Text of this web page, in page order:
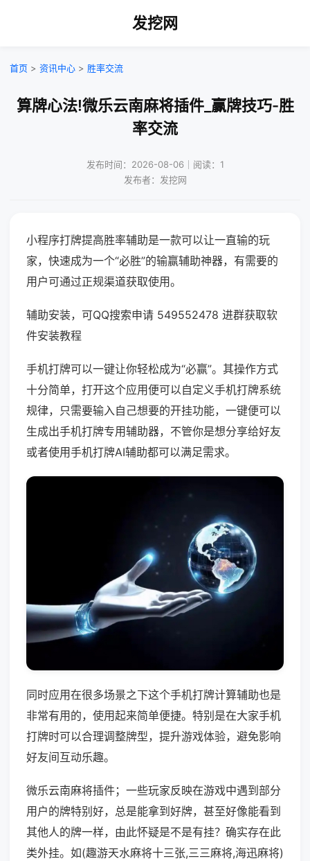
发挖网
首页 > 资讯中心 > 胜率交流
算牌心法!微乐云南麻将插件_赢牌技巧-胜
率交流
发布时间：2026-08-06｜阅读：1
发布者：发挖网
小程序打牌提高胜率辅助是一款可以让一直输的玩
家，快速成为一个“必胜”的输赢辅助神器，有需要的
用户可通过正规渠道获取使用。
辅助安装，可QQ搜索申请 549552478 进群获取软
件安装教程
手机打牌可以一键让你轻松成为“必赢”。其操作方式
十分简单，打开这个应用便可以自定义手机打牌系统
规律，只需要输入自己想要的开挂功能，一键便可以
生成出手机打牌专用辅助器，不管你是想分享给好友
或者使用手机打牌AI辅助都可以满足需求。
同时应用在很多场景之下这个手机打牌计算辅助也是
非常有用的，使用起来简单便捷。特别是在大家手机
打牌时可以合理调整牌型，提升游戏体验，避免影响
好友间互动乐趣。
微乐云南麻将插件；一些玩家反映在游戏中遇到部分
用户的牌特别好，总是能拿到好牌，甚至好像能看到
其他人的牌一样，由此怀疑是不是有挂？确实存在此
类外挂。如(趣游天水麻将十三张,三三麻将,海迅麻将)